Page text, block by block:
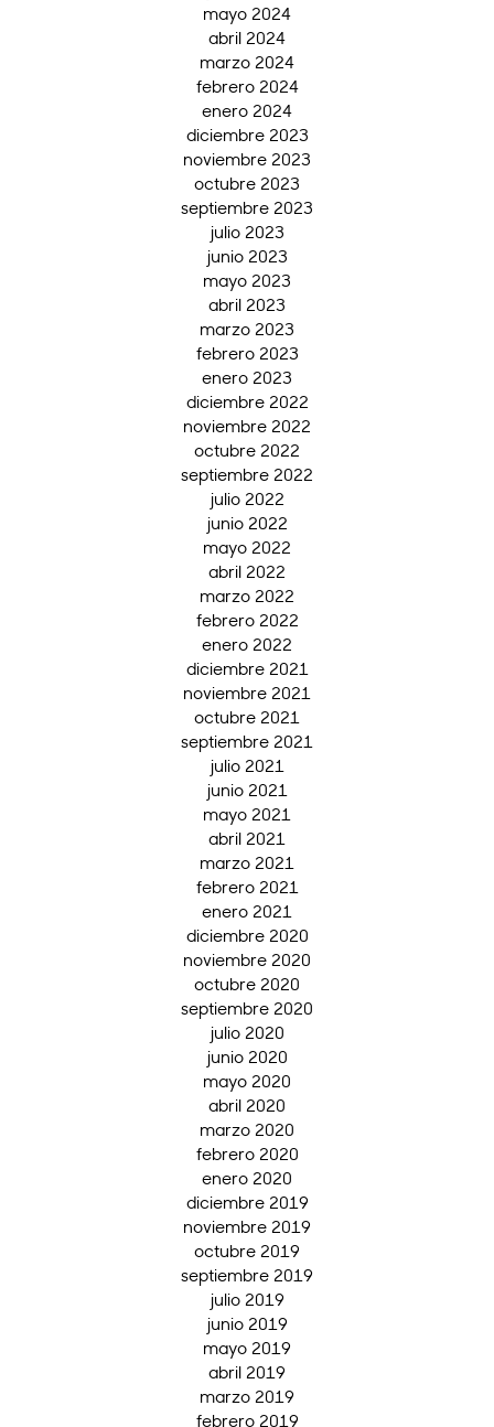
mayo 2024
abril 2024
marzo 2024
febrero 2024
enero 2024
diciembre 2023
noviembre 2023
octubre 2023
septiembre 2023
julio 2023
junio 2023
mayo 2023
abril 2023
marzo 2023
febrero 2023
enero 2023
diciembre 2022
noviembre 2022
octubre 2022
septiembre 2022
julio 2022
junio 2022
mayo 2022
abril 2022
marzo 2022
febrero 2022
enero 2022
diciembre 2021
noviembre 2021
octubre 2021
septiembre 2021
julio 2021
junio 2021
mayo 2021
abril 2021
marzo 2021
febrero 2021
enero 2021
diciembre 2020
noviembre 2020
octubre 2020
septiembre 2020
julio 2020
junio 2020
mayo 2020
abril 2020
marzo 2020
febrero 2020
enero 2020
diciembre 2019
noviembre 2019
octubre 2019
septiembre 2019
julio 2019
junio 2019
mayo 2019
abril 2019
marzo 2019
febrero 2019